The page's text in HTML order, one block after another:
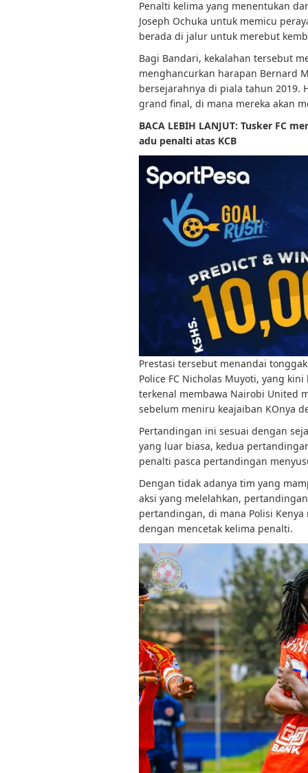
Penalti kelima yang menentukan
Joseph Ochuka untuk memicu
berada di jalur untuk merebut
Bagi Bandari, kekalahan tersebut
menghancurkan harapan Bernard
bersejarahnya di piala tahun 2019.
grand final, di mana mereka akan
BACA LEBIH LANJUT: Tusker FC
adu penalti atas KCB
Prestasi tersebut menandai
Police FC Nicholas Muyoti, yang
terkenal membawa Nairobi United
sebelum meniru keajaiban KOnya
Pertandingan ini sesuai dengan
yang luar biasa, kedua
penalti pasca pertandingan
Dengan tidak adanya tim yang
aksi yang melelahkan,
pertandingan, di mana Polisi
dengan mencetak kelima penalti.